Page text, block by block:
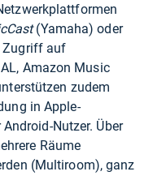
(Yamaha) oder
Zugriff auf
Amazon Music
zudem
in Apple-
Nutzer. Über
Räume
(Multiroom), ganz